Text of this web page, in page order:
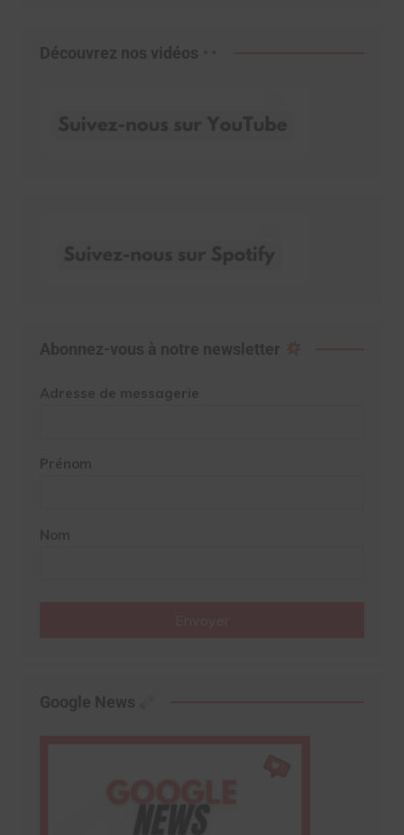
Découvrez nos vidéos
Abonnez-vous à notre newsletter
Adresse de messagerie
Prénom
Nom
Google News